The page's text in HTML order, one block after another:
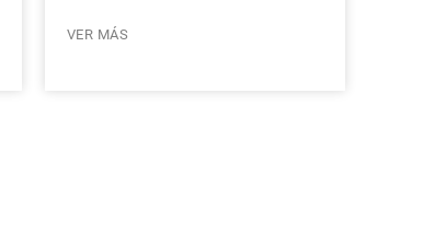
VER MÁS